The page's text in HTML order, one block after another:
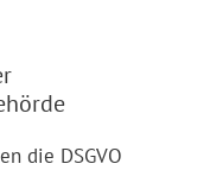
die DSGVO